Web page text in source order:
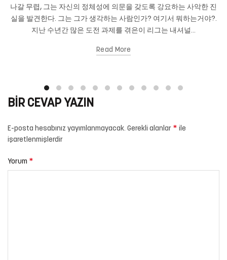
나갈 무렵, 그는 자신의 정체성에 의문을 갖도록 강요하는 사악한 진
실을 발견한다. 그는 그가 생각하는 사람인가? 여기서 뭐하는거야?.
지난 수년간 많은 도전 과제를 겪은이 리그는 내셔널...
Read More
BIR CEVAP YAZIN
E-posta hesabınız yayımlanmayacak. Gerekli alanlar * ile
işaretlenmişlerdir
Yorum *